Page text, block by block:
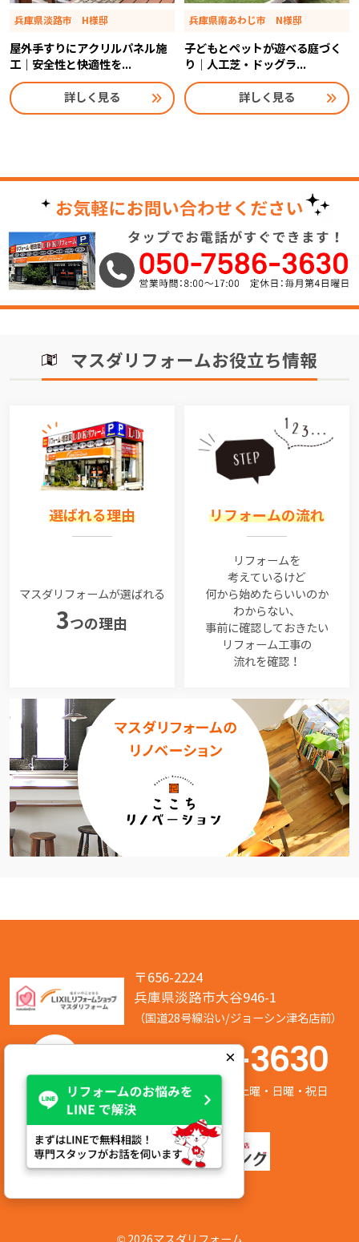
兵庫県淡路市 H様邸
屋外手すりにアクリルパネル施
工｜安全性と快適性を...
詳しく見る
兵庫県南あわじ市 N様邸
子どもとペットが遊べる庭づく
り｜人工芝・ドッグラ...
詳しく見る
マスダリフォームお役立ち情報
選ばれる理由
マスダリフォームが選ばれる
3つの理由
リフォームの流れ
リフォームを
考えているけど
何から始めたらいいのか
わからない、
事前に確認しておきたい
リフォーム工事の
流れを確認！
〒656-2224
兵庫県淡路市大谷946-1
（国道28号線沿い/ジョーシン津名店前）
050-7586-3630
営業時間:8:00～17:00 定休日:第2/第4土曜・日曜・祝日
×